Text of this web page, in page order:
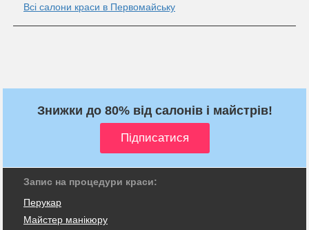
Всі салони краси в Первомайську
Знижки до 80% від салонів і майстрів!
Запис на процедури краси:
Перукар
Майстер манікюру